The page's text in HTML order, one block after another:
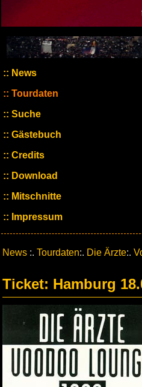
News
Tourdaten
Suche
Gästebuch
Credits
Download
Mitschnitte
Impressum
News :. Tourdaten:. Die Ärzte:.
Ticket: Hamburg